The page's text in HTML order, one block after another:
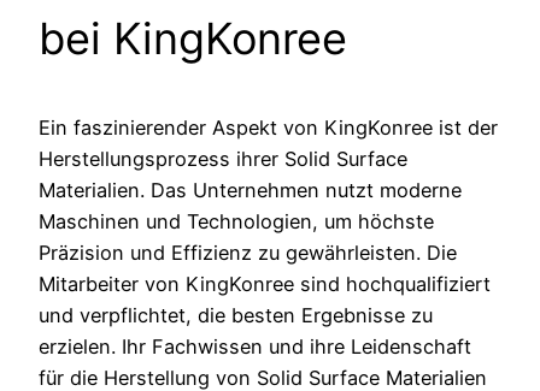
bei KingKonree
Ein faszinierender Aspekt von KingKonree ist der
Herstellungsprozess ihrer Solid Surface
Materialien. Das Unternehmen nutzt moderne
Maschinen und Technologien, um höchste
Präzision und Effizienz zu gewährleisten. Die
Mitarbeiter von KingKonree sind hochqualifiziert
und verpflichtet, die besten Ergebnisse zu
erzielen. Ihr Fachwissen und ihre Leidenschaft
für die Herstellung von Solid Surface Materialien